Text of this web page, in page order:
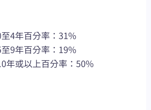
4年百分率：31%
9年百分率：19%
年或以上百分率：50%